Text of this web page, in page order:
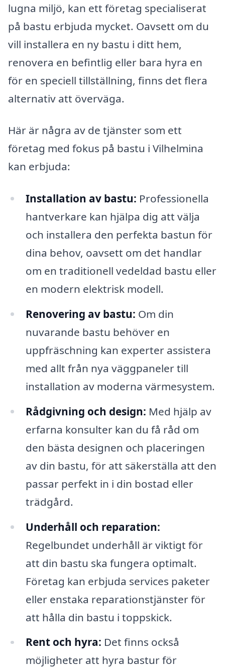
lugna miljö, kan ett företag specialiserat
på bastu erbjuda mycket. Oavsett om du
vill installera en ny bastu i ditt hem,
renovera en befintlig eller bara hyra en
för en speciell tillställning, finns det flera
alternativ att överväga.
Här är några av de tjänster som ett
företag med fokus på bastu i Vilhelmina
kan erbjuda:
Installation av bastu: Professionella
hantverkare kan hjälpa dig att välja
och installera den perfekta bastun för
dina behov, oavsett om det handlar
om en traditionell vedeldad bastu eller
en modern elektrisk modell.
Renovering av bastu: Om din
nuvarande bastu behöver en
uppfräschning kan experter assistera
med allt från nya väggpaneler till
installation av moderna värmesystem.
Rådgivning och design: Med hjälp av
erfarna konsulter kan du få råd om
den bästa designen och placeringen
av din bastu, för att säkerställa att den
passar perfekt in i din bostad eller
trädgård.
Underhåll och reparation:
Regelbundet underhåll är viktigt för
att din bastu ska fungera optimalt.
Företag kan erbjuda services paketer
eller enstaka reparationstjänster för
att hålla din bastu i toppskick.
Rent och hyra: Det finns också
möjligheter att hyra bastur för